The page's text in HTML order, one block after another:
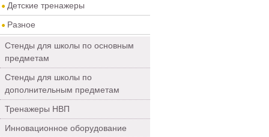
Детские тренажеры
Разное
Стенды для школы по основным
предметам
Стенды для школы по
дополнительным предметам
Тренажеры НВП
Инновационное оборудование